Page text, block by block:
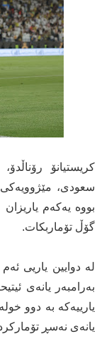
کریستیانۆ
سعودی،
گۆڵ تۆماربکات.
لە دوایین یاریی
بەرامبەر یانەی
یارییەکە بە دوو
یانەی نەسڕ